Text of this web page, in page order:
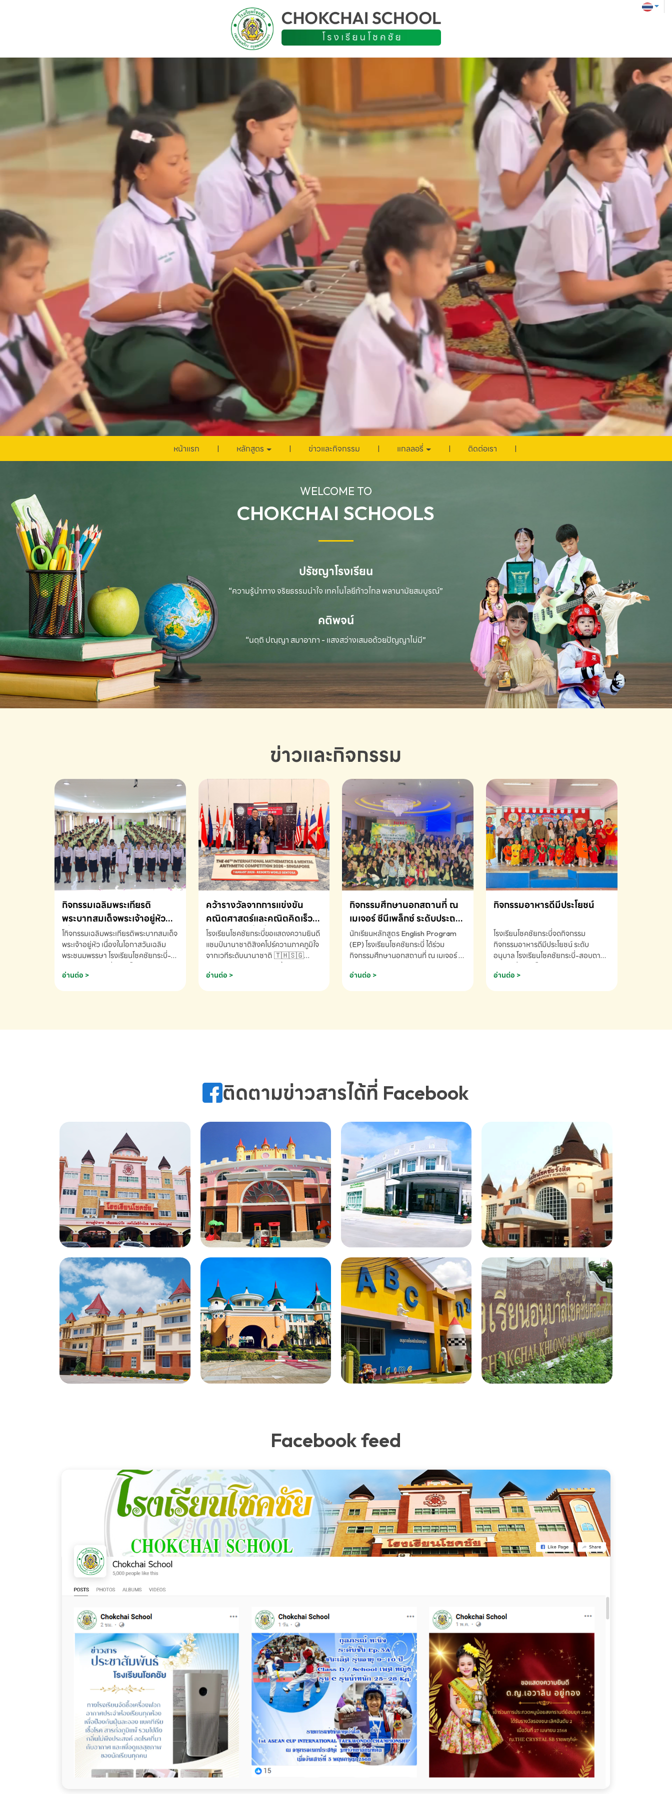
หน้าแรก หลักสูตร ข่าวและกิจกรรม แกลลอรี่ ติดต่อเรา
WELCOME TO
CHOKCHAI SCHOOLS
ปรัชญาโรงเรียน
“ความรู้นำทาง จริยธรรมนำใจ เทคโนโลยีก้าวไกลพลานามัยสมบูรณ์”
คติพจน์
“นตฺถิ ปณฺญา สมาอาภา - แสงสว่างเสมอด้วยปัญญาไม่มี”
ข่าวและกิจกรรม
กิจกรรมเฉลิมพระเกียรติ
พระบาทสมเด็จพระเจ้าอยู่หัว
เนื่องในโอกาสวันเฉลิม
พระชนมพรรษา
โกิจกรรมเฉลิมพระเกียรติพระบาทสมเด็จ
พระเจ้าอยู่หัว เนื่องในโอกาสวันเฉลิม
พระชนมพรรษา โรงเรียนโชคชัยกระบี่-
691910
อ่านต่อ >
คว้ารางวัลจากการแข่งขัน
คณิตศาสตร์และคณิตคิดเร็ว
นานาชาติ ครั้งที่ 46 ประจำปี
2569 ณ ประเทศสิงคโปร์
โรงเรียนโชคชัยกระบี่ขอแสดงความยินดี
แชมป์นานาชาติสิงคโปร์ความภาคภูมิใจ
จากเวทีระดับนานาชาติ 🇹🇭🇸🇬
K3 โรงเรียนโชคชัยกระบี่ จ.กระบี่ คว้า
AND MENTAL ARITHMETIC
Arithmetic Competition K2(Grop)
โรงเรียนโชคชัยกระบี่-สอบถามข้อมูล
อ่านต่อ >
กิจกรรมศึกษานอกสถานที่ ณ
เมเจอร์ ซีนีเพล็กซ์ ระดับประถม
ศึกษา (EP.1-6)
นักเรียนหลักสูตร English Program
(EP) โรงเรียนโชคชัยกระบี่ ได้ร่วม
กิจกรรมศึกษานอกสถานที่ ณ เมเจอร์ ซี
(Soundtrack)เพื่อเสริมทักษะการฟัง
โชคชัยกระบี่-สอบถามข้อมูลเพิ่มเติม
อ่านต่อ >
กิจกรรมอาหารดีมีประโยชน์
โรงเรียนโชคชัยกระบี่จดกิจกรรม
กิจกรรมอาหารดีมีประโยชน์ ระดับ
อนุบาล โรงเรียนโชคชัยกระบี่-สอบถาม
อ่านต่อ >
ติดตามข่าวสารได้ที่ Facebook
Facebook feed